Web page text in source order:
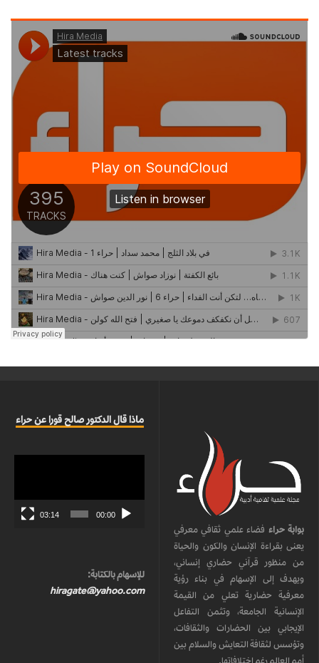
بوابة حراء فضاء علمي ثقافي معرفي
يعنى بقراءة الإنسان والكون والحياة
من منظور قرآني حضاري إنساني،
ويهدف إلى الإسهام في بناء رؤية
معرفية حضارية تعلي من القيمة
الإنسانية الجامعة، وتثمن التفاعل
الإيجابي بين الحضارات والثقافات،
وتؤسس لثقافة التعايش والسلام بين
أمم العالم رغم اختلافاتها.
ماذا قال الدكتور صالح قورا عن حراء
00:00
03:14
للإسهام بالكتابة:
hiragate@yahoo.com